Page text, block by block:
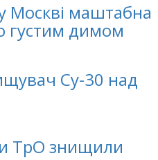
Москві маштабна
густим димом
Су-30 над
ТрО знищили